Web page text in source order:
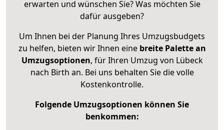
erwarten und wünschen Sie? Was möchten Sie
dafür ausgeben?
Um Ihnen bei der Planung Ihres Umzugsbudgets
zu helfen, bieten wir Ihnen eine breite Palette an
Umzugsoptionen, für Ihren Umzug von Lübeck
nach Birth an. Bei uns behalten Sie die volle
Kostenkontrolle.
Folgende Umzugsoptionen können Sie
benkommen: